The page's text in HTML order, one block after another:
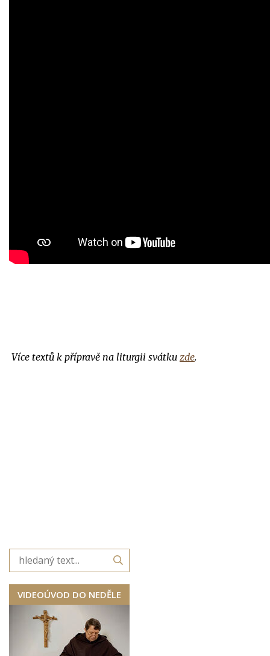
Více textů k přípravě na liturgii svátku zde.
VIDEOÚVOD DO NEDĚLE